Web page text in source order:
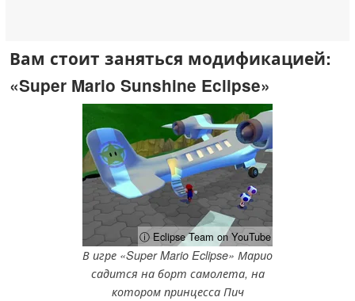
Вам стоит заняться модификацией:
«Super Mario Sunshine Eclipse»
ⓘ Eclipse Team on YouTube
В игре «Super Mario Eclipse» Марио
садится на борт самолета, на
котором принцесса Пич